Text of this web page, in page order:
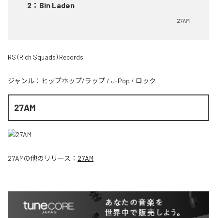
2 ： Bin Laden
27AM
RS (Rich Squads) Records
ジャンル： ヒップホップ/ラップ / J-Pop / ロック
27AM
27AMの他のリリース： 27AM